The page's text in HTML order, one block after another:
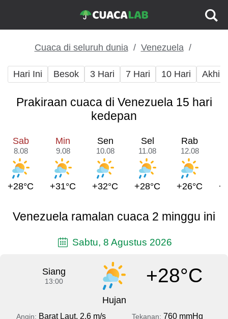
Cuaca di seluruh dunia Venezuela
Hari Ini Besok 3 Hari 7 Hari 10 Hari Akhir
Prakiraan cuaca di Venezuela 15 hari
kedepan
Sab
8.08
+28°C
Min
9.08
+31°C
Sen
10.08
+32°C
Sel
11.08
+28°C
Rab
12.08
+26°C
Venezuela ramalan cuaca 2 minggu ini
Sabtu, 8 Agustus 2026
Siang
13:00 +28°C
Hujan
Angin: Barat Laut, 2.6 m/s Tekanan: 760 mmHg